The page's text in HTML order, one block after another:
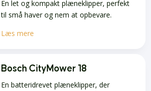
En let og kompakt plæneklipper, perfekt
til små haver og nem at opbevare.
Læs mere
Bosch CityMower 18
En batteridrevet plæneklipper, der